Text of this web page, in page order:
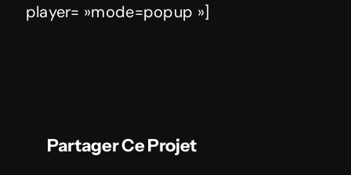
player= »mode=popup »]
Partager Ce Projet